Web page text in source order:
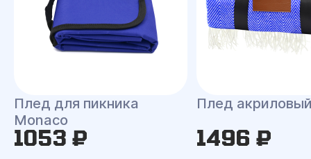
Плед для пикника
Monaco
1053 ₽
Плед
1496 ₽